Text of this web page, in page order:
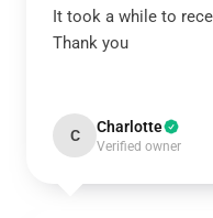
It took a while to
Thank you
C Charlotte
Verified owner